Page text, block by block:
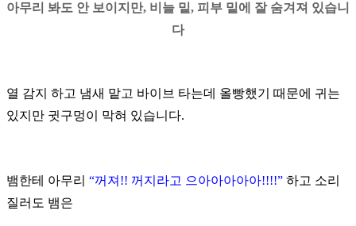
아무리 봐도 안 보이지만, 비늘 밑, 피부 밑에 잘 숨겨져 있습니
다
열 감지 하고 냄새 맡고 바이브 타는데 올빵했기 때문에 귀는
있지만 귓구멍이 막혀 있습니다.
뱀한테 아무리 “꺼져 !! 꺼지라고 으아아아아아!!!!” 하고 소리
질러도 뱀은